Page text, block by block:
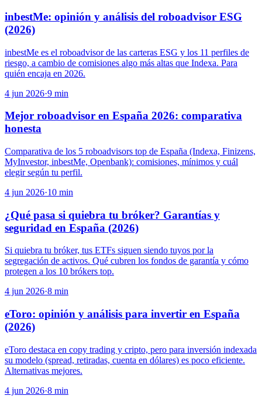
inbestMe: opinión y análisis del roboadvisor ESG
(2026)
inbestMe es el roboadvisor de las carteras ESG y los 11 perfiles de
riesgo, a cambio de comisiones algo más altas que Indexa. Para
quién encaja en 2026.
4 jun 2026·9 min
Mejor roboadvisor en España 2026: comparativa
honesta
Comparativa de los 5 roboadvisors top de España (Indexa, Finizens,
MyInvestor, inbestMe, Openbank): comisiones, mínimos y cuál
elegir según tu perfil.
4 jun 2026·10 min
¿Qué pasa si quiebra tu bróker? Garantías y
seguridad en España (2026)
Si quiebra tu bróker, tus ETFs siguen siendo tuyos por la
segregación de activos. Qué cubren los fondos de garantía y cómo
protegen a los 10 brókers top.
4 jun 2026·8 min
eToro: opinión y análisis para invertir en España
(2026)
eToro destaca en copy trading y cripto, pero para inversión indexada
su modelo (spread, retiradas, cuenta en dólares) es poco eficiente.
Alternativas mejores.
4 jun 2026·8 min